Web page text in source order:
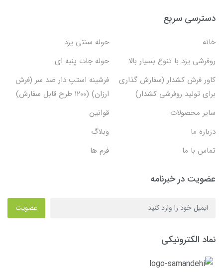
دسترسی سریع
خانه
حوله سنتی یزد
روفرشی یزد با تنوع بسیار بالا
حوله جات پنبه ای
کاور فرش کشدار (سفارش گذاری
برای تولید روفرشی کشدار)
فرشینه استپ دار ضد سر (فرش
ارزان) (۱۲۰۰ طرح قابل سفارش)
سایر محصولات
قوانین
درباره ما
وبلاگ
تماس با ما
فرم ها
عضویت در خبرنامه
عضویت
نماد الکترونیکی